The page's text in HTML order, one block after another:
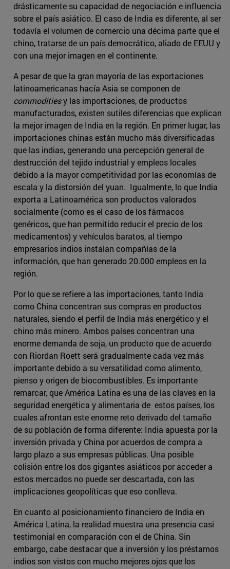
drásticamente su capacidad de negociación e influencia
sobre el país asiático. El caso de India es diferente, al ser
todavía el volumen de comercio una décima parte que el
chino, tratarse de un país democrático, aliado de EEUU y
con una mejor imagen en el continente.
A pesar de que la gran mayoría de las exportaciones
latinoamericanas hacía Asia se componen de
commoditiesy las importaciones, de productos
manufacturados, existen sutiles diferencias que explican
la mejor imagen de India en la región. En primer lugar, las
importaciones chinas están mucho más diversificadas
que las indias, generando una percepción general de
destrucción del tejido industrial y empleos locales
debido a la mayor competitividad por las economías de
escala y la distorsión del yuan. Igualmente, lo que India
exporta a Latinoamérica son productos valorados
socialmente (como es el caso de los fármacos
genéricos, que han permitido reducir el precio de los
medicamentos) y vehículos baratos, al tiempo
empresarios indios instalan compañías de la
información, que han generado 20.000 empleos en la
región.
Por lo que se refiere a las importaciones, tanto India
como China concentran sus compras en productos
naturales, siendo el perfil de India más energético y el
chino más minero. Ambos países concentran una
enorme demanda de soja, un producto que de acuerdo
con Riordan Roett será gradualmente cada vez más
importante debido a su versatilidad como alimento,
pienso y origen de biocombustibles. Es importante
remarcar, que América Latina es una de las claves en la
seguridad energética y alimentaria de estos países, los
cuales afrontan este enorme reto derivado del tamaño
de su población de forma diferente: India apuesta por la
inversión privada y China por acuerdos de compra a
largo plazo a sus empresas públicas. Una posible
colisión entre los dos gigantes asiáticos por acceder a
estos mercados no puede ser descartada, con las
implicaciones geopolíticas que eso conlleva.
En cuanto al posicionamiento financiero de India en
América Latina, la realidad muestra una presencia casi
testimonial en comparación con el de China. Sin
embargo, cabe destacar que a inversión y los préstamos
indios son vistos con mucho mejores ojos que los